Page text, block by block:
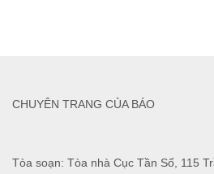
Tòa soạn: Tòa nhà Cục Tần Số, 115
CHUYÊN TRANG CỦA BÁO